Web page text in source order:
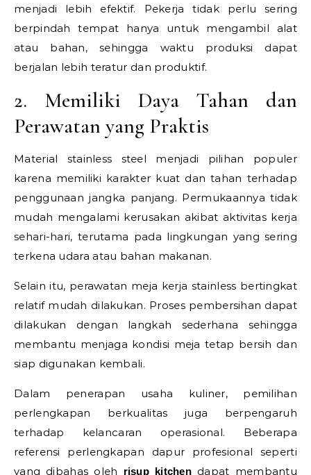
menjadi lebih efektif. Pekerja tidak perlu sering
berpindah tempat hanya untuk mengambil alat
atau bahan, sehingga waktu produksi dapat
berjalan lebih teratur dan produktif.
2. Memiliki Daya Tahan dan
Perawatan yang Praktis
Material stainless steel menjadi pilihan populer
karena memiliki karakter kuat dan tahan terhadap
penggunaan jangka panjang. Permukaannya tidak
mudah mengalami kerusakan akibat aktivitas kerja
sehari-hari, terutama pada lingkungan yang sering
terkena udara atau bahan makanan.
Selain itu, perawatan meja kerja stainless bertingkat
relatif mudah dilakukan. Proses pembersihan dapat
dilakukan dengan langkah sederhana sehingga
membantu menjaga kondisi meja tetap bersih dan
siap digunakan kembali.
Dalam penerapan usaha kuliner, pemilihan
perlengkapan berkualitas juga berpengaruh
terhadap kelancaran operasional. Beberapa
referensi perlengkapan dapur profesional seperti
yang dibahas oleh
risup kitchen dapat membantu